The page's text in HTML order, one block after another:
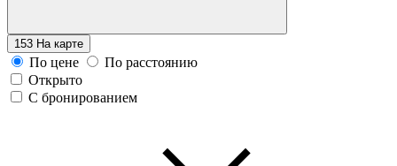
153 На карте
По цене
По расстоянию
Открыто
С бронированием